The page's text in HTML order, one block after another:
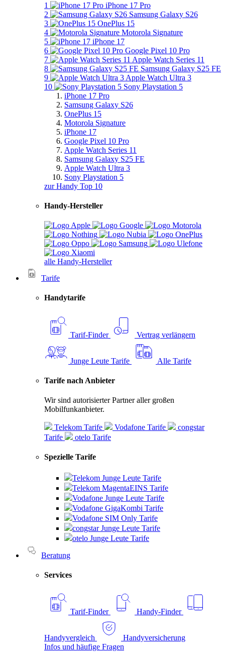
1
iPhone 17 Pro
2
Samsung Galaxy S26
3
OnePlus 15
4
Motorola Signature
5
iPhone 17
6
Google Pixel 10 Pro
7
Apple Watch Series 11
8
Samsung Galaxy S25 FE
9
Apple Watch Ultra 3
10
Sony Playstation 5
iPhone 17 Pro
Samsung Galaxy S26
OnePlus 15
Motorola Signature
iPhone 17
Google Pixel 10 Pro
Apple Watch Series 11
Samsung Galaxy S25 FE
Apple Watch Ultra 3
Sony Playstation 5
zur Handy Top 10
Handy-Hersteller
alle Handy-Hersteller
Tarife
Handytarife
Tarif-Finder Vertrag verlängern
Junge Leute Tarife Alle Tarife
Tarife nach Anbieter
Wir sind autorisierter Partner aller großen
Mobilfunkanbieter.
Telekom Tarife Vodafone Tarife
congstar
Tarife
otelo Tarife
Spezielle Tarife
Telekom Junge Leute Tarife
Telekom MagentaEINS Tarife
Vodafone Junge Leute Tarife
Vodafone GigaKombi Tarife
Vodafone SIM Only Tarife
congstar Junge Leute Tarife
otelo Junge Leute Tarife
Beratung
Services
Tarif-Finder Handy-Finder
Handyvergleich
Handyversicherung
Infos und häufige Fragen